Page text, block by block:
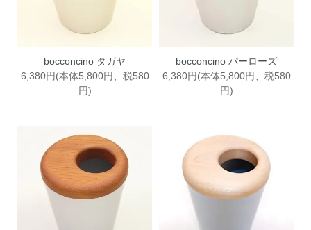
bocconcino タガヤ
6,380円(本体5,800円、税580
円)
bocconcino パーローズ
6,380円(本体5,800円、税580
円)